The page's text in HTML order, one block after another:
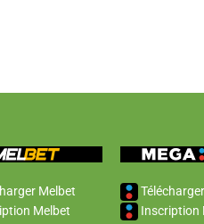
Melbet
Melbet
Inscription